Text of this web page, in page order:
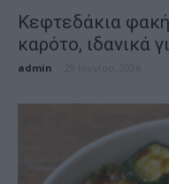
Κεφτεδάκια
καρότο, ιδανικά
admin